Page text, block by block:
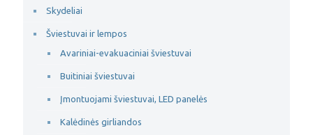
Skydeliai
Šviestuvai ir lempos
Avariniai-evakuaciniai šviestuvai
Buitiniai šviestuvai
Įmontuojami šviestuvai, LED panelės
Kalėdinės girliandos